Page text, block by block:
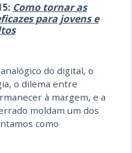
Como tornar as
para jovens e
do digital, o
o dilema entre
à margem, e a
moldam um dos
como